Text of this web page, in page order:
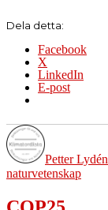
Dela detta:
Facebook
X
LinkedIn
E-post
Petter Lydén
naturvetenskap